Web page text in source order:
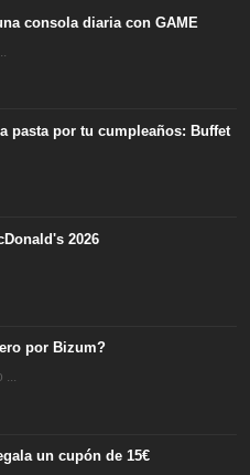
consola diaria con GAME
pasta por tu cumpleaños: Buffet
2026
por Bizum?
...
un cupón de 15€